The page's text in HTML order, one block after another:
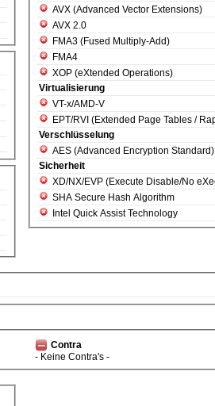
AVX (Advanced Vector Extensions)
AVX 2.0
FMA3 (Fused Multiply-Add)
FMA4
XOP (eXtended Operations)
Virtualisierung
VT-x/AMD-V
EPT/RVI (Extended Page Tables /
Verschlüsselung
AES (Advanced Encryption Standard)
Sicherheit
XD/NX/EVP (Execute Disable/No
SHA Secure Hash Algorithm
Intel Quick Assist Technology
Contra
- Keine Contra's -